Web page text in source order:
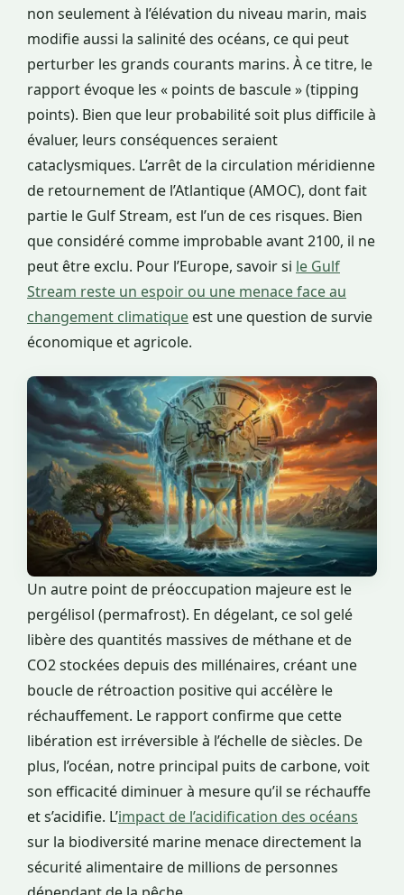
non seulement à l’élévation du niveau marin, mais
modifie aussi la salinité des océans, ce qui peut
perturber les grands courants marins. À ce titre, le
rapport évoque les « points de bascule » (tipping
points). Bien que leur probabilité soit plus difficile à
évaluer, leurs conséquences seraient
cataclysmiques. L’arrêt de la circulation méridienne
de retournement de l’Atlantique (AMOC), dont fait
partie le Gulf Stream, est l’un de ces risques. Bien
que considéré comme improbable avant 2100, il ne
peut être exclu. Pour l’Europe, savoir si le Gulf
Stream reste un espoir ou une menace face au
changement climatique est une question de survie
économique et agricole.
Un autre point de préoccupation majeure est le
pergélisol (permafrost). En dégelant, ce sol gelé
libère des quantités massives de méthane et de
CO2 stockées depuis des millénaires, créant une
boucle de rétroaction positive qui accélère le
réchauffement. Le rapport confirme que cette
libération est irréversible à l’échelle de siècles. De
plus, l’océan, notre principal puits de carbone, voit
son efficacité diminuer à mesure qu’il se réchauffe
et s’acidifie. L’impact de l’acidification des océans
sur la biodiversité marine menace directement la
sécurité alimentaire de millions de personnes